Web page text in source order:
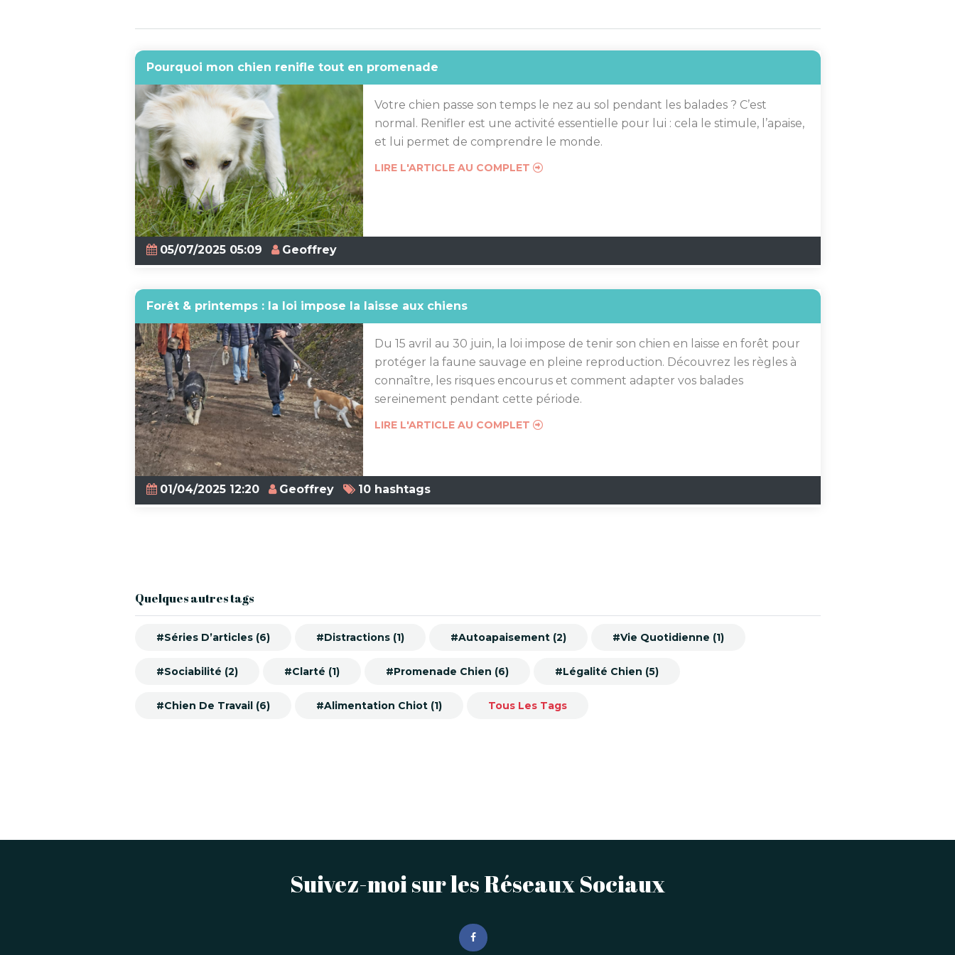
Pourquoi mon chien renifle tout en promenade
Votre chien passe son temps le nez au sol pendant les balades ? C’est
normal. Renifler est une activité essentielle pour lui : cela le stimule, l’apaise,
et lui permet de comprendre le monde.
LIRE L'ARTICLE AU COMPLET
05/07/2025 05:09 Geoffrey
Forêt & printemps : la loi impose la laisse aux chiens
Du 15 avril au 30 juin, la loi impose de tenir son chien en laisse en forêt pour
protéger la faune sauvage en pleine reproduction. Découvrez les règles à
connaître, les risques encourus et comment adapter vos balades
sereinement pendant cette période.
LIRE L'ARTICLE AU COMPLET
01/04/2025 12:20 Geoffrey 10 hashtags
Quelques autres tags
#Séries D’articles (6) #Distractions (1) #Autoapaisement (2) #Vie Quotidienne (1)
#Sociabilité (2) #Clarté (1) #Promenade Chien (6) #Légalité Chien (5)
#Chien De Travail (6) #Alimentation Chiot (1) Tous Les Tags
Suivez-moi sur les Réseaux Sociaux